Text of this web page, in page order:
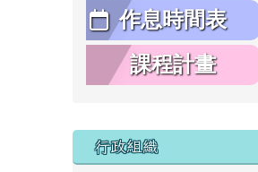
作息時間表
課程計畫
行政組織